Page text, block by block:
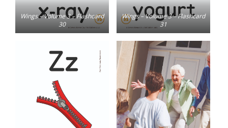
Wings – Volume 3 – Flashcard
30
Wings – Volume 3 – Flashcard
31